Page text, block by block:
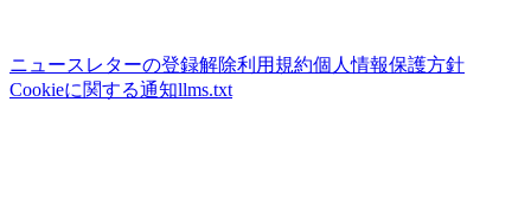
ニュースレターの登録解除利用規約個人情報保護方針
Cookieに関する通知llms.txt